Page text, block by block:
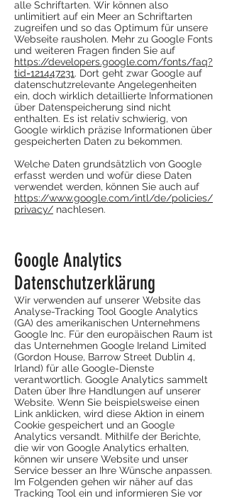
alle Schriftarten. Wir können also
unlimitiert auf ein Meer an Schriftarten
zugreifen und so das Optimum für unsere
Webseite rausholen. Mehr zu Google Fonts
und weiteren Fragen finden Sie auf
https://developers.google.com/fonts/faq?
tid=121447231. Dort geht zwar Google auf
datenschutzrelevante Angelegenheiten
ein, doch wirklich detaillierte Informationen
über Datenspeicherung sind nicht
enthalten. Es ist relativ schwierig, von
Google wirklich präzise Informationen über
gespeicherten Daten zu bekommen.
Welche Daten grundsätzlich von Google
erfasst werden und wofür diese Daten
verwendet werden, können Sie auch auf
https://www.google.com/intl/de/policies/
privacy/ nachlesen.
Google Analytics
Datenschutzerklärung
Wir verwenden auf unserer Website das
Analyse-Tracking Tool Google Analytics
(GA) des amerikanischen Unternehmens
Google Inc. Für den europäischen Raum ist
das Unternehmen Google Ireland Limited
(Gordon House, Barrow Street Dublin 4,
Irland) für alle Google-Dienste
verantwortlich. Google Analytics sammelt
Daten über Ihre Handlungen auf unserer
Website. Wenn Sie beispielsweise einen
Link anklicken, wird diese Aktion in einem
Cookie gespeichert und an Google
Analytics versandt. Mithilfe der Berichte,
die wir von Google Analytics erhalten,
können wir unsere Website und unser
Service besser an Ihre Wünsche anpassen.
Im Folgenden gehen wir näher auf das
Tracking Tool ein und informieren Sie vor